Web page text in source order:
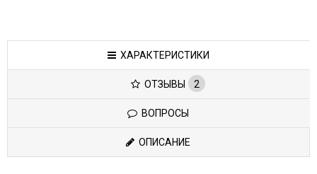
ХАРАКТЕРИСТИКИ
ОТЗЫВЫ 2
ВОПРОСЫ
ОПИСАНИЕ